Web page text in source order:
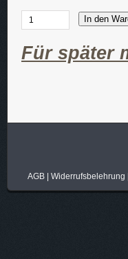
In den
Für später
AGB| Widerrufsbelehrung